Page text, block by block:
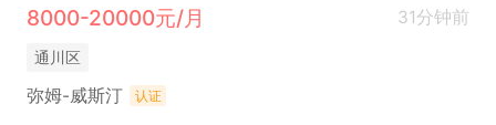
8000-20000元/月
31分钟前
通川区
弥姆-威斯汀 认证